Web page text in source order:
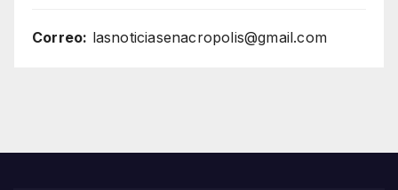
Correo: lasnoticiasenacropolis@gmail.com